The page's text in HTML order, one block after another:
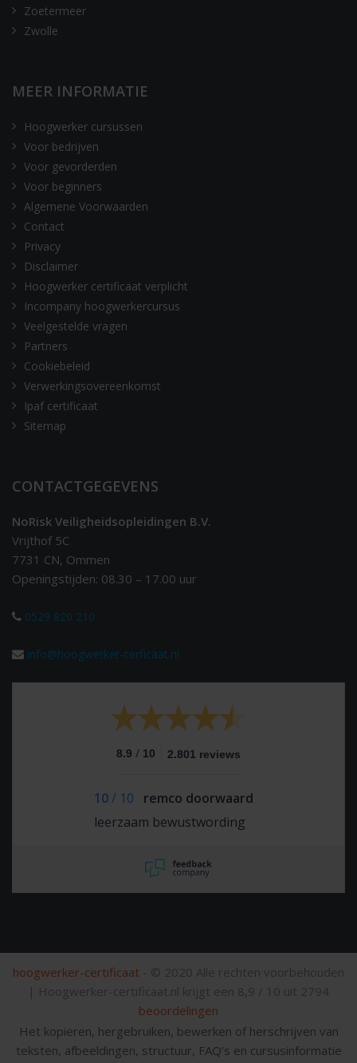
Zoetermeer
Zwolle
MEER INFORMATIE
Hoogwerker cursussen
Voor bedrijven
Voor gevorderden
Voor beginners
Algemene Voorwaarden
Contact
Privacy
Disclaimer
Hoogwerker certificaat verplicht
Incompany hoogwerkercursus
Veelgestelde vragen
Partners
Cookiebeleid
Verwerkingsovereenkomst
Ipaf certificaat
Sitemap
CONTACTGEGEVENS
NoRisk Veiligheidsopleidingen B.V.
Vrijthof 5C
7731 CN, Ommen
Openingstijden: 08.30 – 17.00 uur
0529 820 210
info@hoogwerker-cerficaat.nl
8.9 / 10 2.801 reviews
10/ 10
remco doorwaard
leerzaam bewustwording
hoogwerker-certificaat - © 2020 Alle rechten voorbehouden
| Hoogwerker-certificaat.nl krijgt een 8,9 / 10 uit 2794
beoordelingen
Het kopiëren, hergebruiken, bewerken of herschrijven van
teksten, afbeeldingen, structuur, FAQ’s en cursusinformatie